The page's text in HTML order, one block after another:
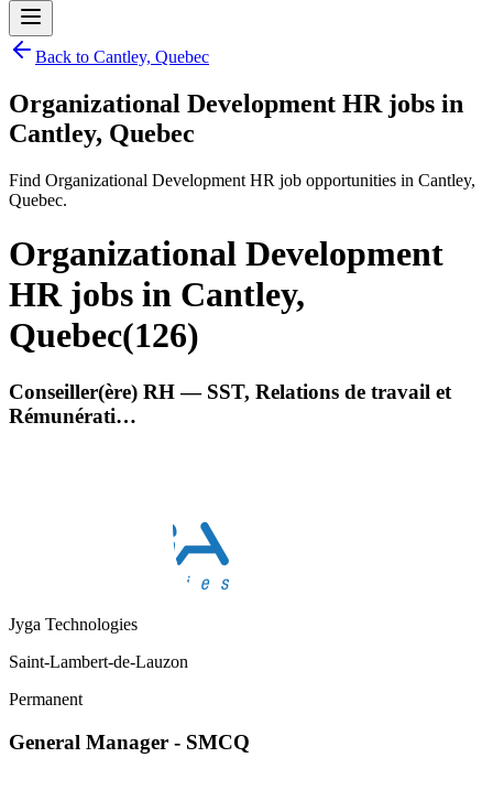
Back to Cantley, Quebec
Organizational Development HR jobs in
Cantley, Quebec
Find Organizational Development HR job opportunities in Cantley,
Quebec.
Organizational Development
HR jobs in Cantley,
Quebec(126)
Conseiller(ère) RH — SST, Relations de travail et
Rémunérati…
Jyga Technologies
Saint-Lambert-de-Lauzon
Permanent
General Manager - SMCQ